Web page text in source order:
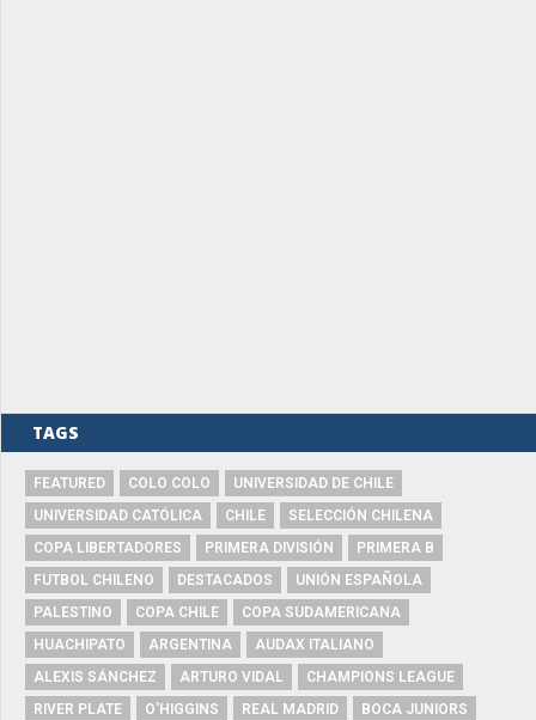
TAGS
FEATURED COLO COLO
UNIVERSIDAD DE CHILE
UNIVERSIDAD CATÓLICA
CHILE
SELECCIÓN CHILENA
COPA LIBERTADORES
PRIMERA DIVISIÓN
PRIMERA B
FUTBOL CHILENO
DESTACADOS
UNIÓN ESPAÑOLA
PALESTINO
COPA CHILE
COPA SUDAMERICANA
HUACHIPATO
ARGENTINA
AUDAX ITALIANO
ALEXIS SÁNCHEZ
ARTURO VIDAL
CHAMPIONS LEAGUE
RIVER PLATE
O'HIGGINS REAL MADRID
BOCA JUNIORS